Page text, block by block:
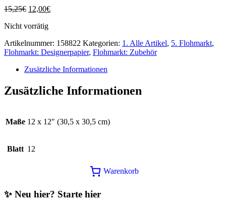
15,25€ Ursprünglicher
war:
12,00€Aktueller
Nicht vorrätig
Artikelnummer: 158822 Kategorien: 1. Alle Artikel, 5. Flohmarkt,
Flohmarkt: Designerpapier, Flohmarkt: Zubehör
Zusätzliche Informationen
Zusätzliche Informationen
Maße 12 x 12" (30,5 x 30,5 cm)
Blatt 12
Warenkorb
✨ Neu hier? Starte hier